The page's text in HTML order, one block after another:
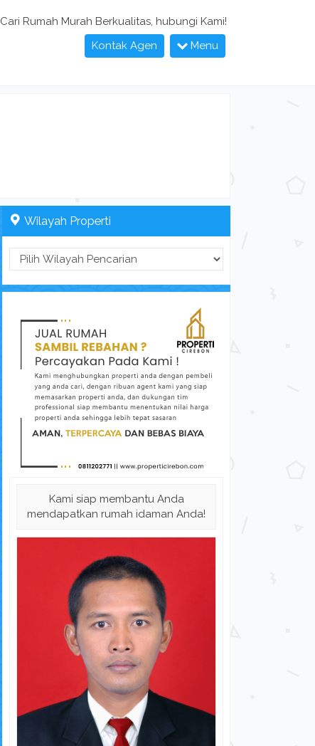
Cari Rumah Murah Berkualitas, hubungi Kami!
Kontak Agen
Menu
Rumah Dijual di Kabupaten Cirebon
Harga Hubungi Kami
Wilayah Properti
Kami siap membantu Anda
mendapatkan rumah idaman Anda!